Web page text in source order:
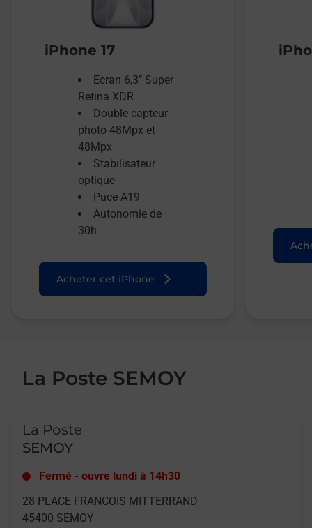
iPhone 17
Ecran 6,3’’ Super
Retina XDR
Double capteur
photo 48Mpx et
48Mpx
Stabilisateur
optique
Puce A19
Autonomie de
30h
Acheter cet iPhone
La Poste SEMOY
La Poste
SEMOY
Fermé - ouvre lundi à 14h30
28 PLACE FRANCOIS MITTERRAND
45400 SEMOY